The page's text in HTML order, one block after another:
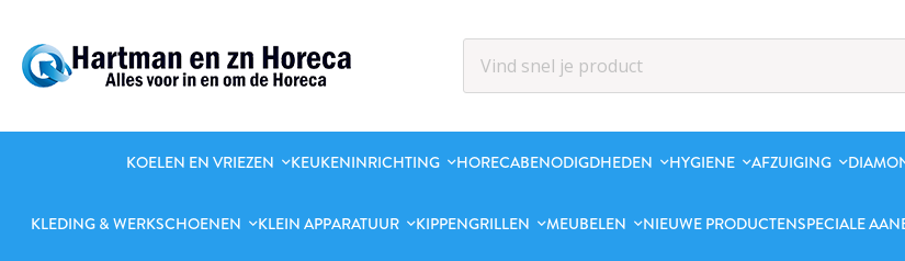
KOELEN EN VRIEZEN KEUKENINRICHTING HORECABENODIGDHEDEN HYGIENE AFZUIGING
KLEDING & WERKSCHOENEN KLEIN APPARATUUR KIPPENGRILLEN MEUBELEN NIEUWE PRODUCTENSPECIALE